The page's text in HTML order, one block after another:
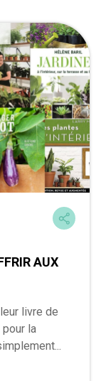
AUX
livre de
pour la